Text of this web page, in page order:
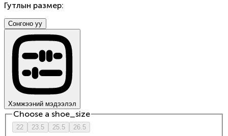
Гутлын размер:
Сонгоно уу
Хэмжээний мэдээлэл
Choose a shoe_size
22 23.5 25.5 26.5